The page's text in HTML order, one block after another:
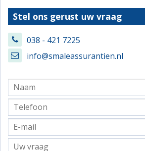
Stel ons gerust uw vraag
038 - 421 7225
info@smaleassurantien.nl